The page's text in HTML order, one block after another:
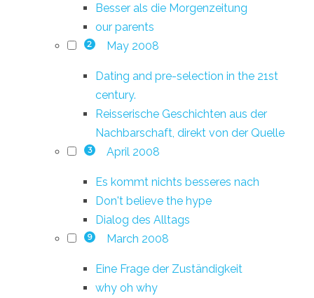
Besser als die Morgenzeitung
our parents
2 May 2008
Dating and pre-selection in the 21st
century.
Reisserische Geschichten aus der
Nachbarschaft, direkt von der Quelle
3 April 2008
Es kommt nichts besseres nach
Don't believe the hype
Dialog des Alltags
9 March 2008
Eine Frage der Zuständigkeit
why oh why